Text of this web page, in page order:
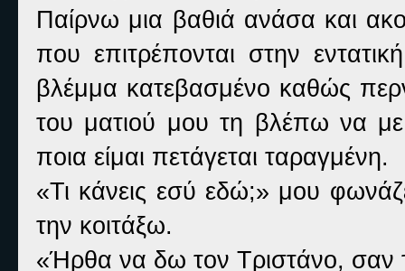
Παίρνω μια βαθιά ανάσα και
που επιτρέπονται στην
βλέμμα κατεβασμένο καθώς
του ματιού μου τη βλέπω να με
ποια είμαι πετάγεται ταραγμένη.
«Τι κάνεις εσύ εδώ;» μου
την κοιτάξω.
«Ήρθα να δω τον Τριστάνο, σαν